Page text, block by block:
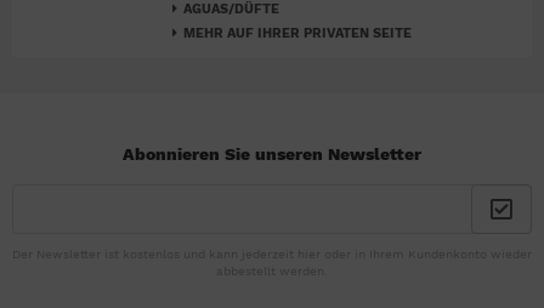
AGUAS/DÜFTE
MEHR AUF IHRER PRIVATEN SEITE
Abonnieren Sie unseren Newsletter
Der Newsletter ist kostenlos und kann jederzeit hier oder in Ihrem Kundenkonto wieder
abbestellt werden.